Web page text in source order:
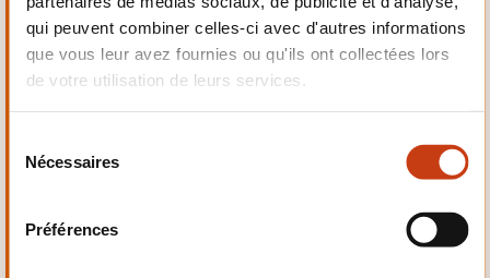
qui peuvent combiner celles-ci avec d'autres informations
que vous leur avez fournies ou qu'ils ont collectées lors
de votre utilisation de leurs services.
Nécessaires
Préférences
Electrotechnique,
Automatismes